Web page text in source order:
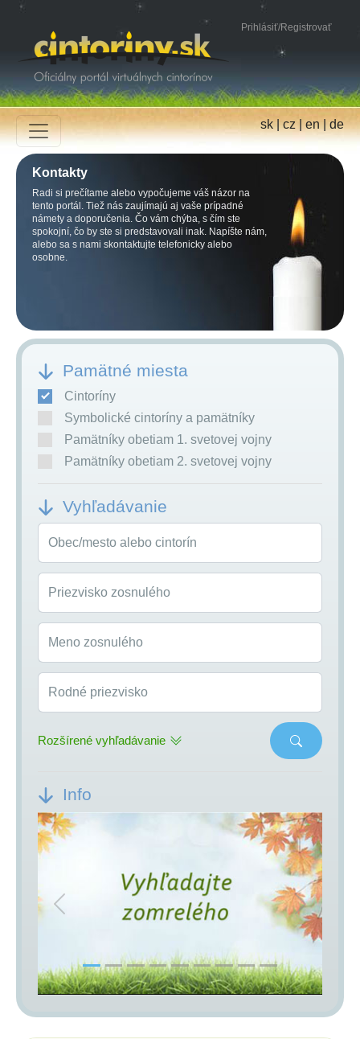
Prihlásiť/Registrovať
sk|cz|en|de
Kontakty
Radi si prečítame alebo vypočujeme váš názor na
tento portál. Tiež nás zaujímajú aj vaše prípadné
námety a doporučenia. Čo vám chýba, s čím ste
spokojní, čo by ste si predstavovali inak. Napíšte nám,
alebo sa s nami skontaktujte telefonicky alebo
osobne.
Pamätné miesta
Cintoríny
Symbolické cintoríny a pamätníky
Pamätníky obetiam 1. svetovej vojny
Pamätníky obetiam 2. svetovej vojny
Vyhľadávanie
Obec/mesto alebo cintorín
Priezvisko zosnulého
Meno zosnulého
Rodné priezvisko
Rozšírené vyhľadávanie
Info
Previous Next